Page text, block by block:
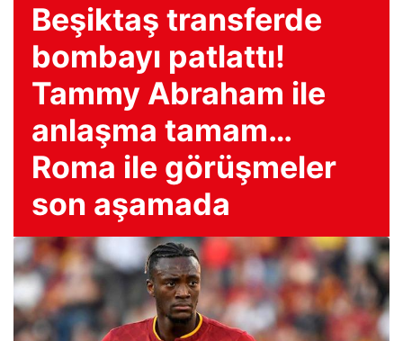
Beşiktaş transferde
bombayı patlattı!
Tammy Abraham ile
anlaşma tamam…
Roma ile görüşmeler
son aşamada